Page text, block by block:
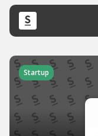
Startup